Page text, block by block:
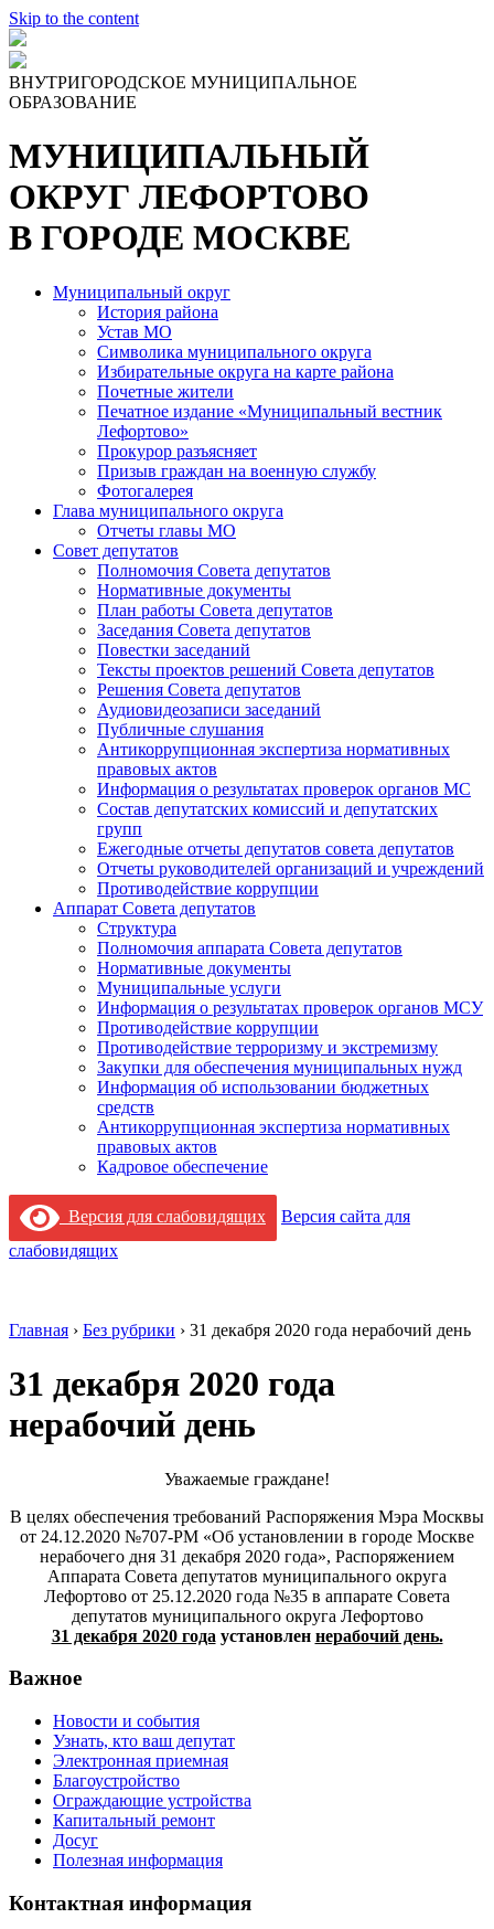
Skip to the content
ВНУТРИГОРОДСКОЕ МУНИЦИПАЛЬНОЕ
ОБРАЗОВАНИЕ
МУНИЦИПАЛЬНЫЙ
ОКРУГ ЛЕФОРТОВО
В ГОРОДЕ МОСКВЕ
Муниципальный округ
История района
Устав МО
Символика муниципального округа
Избирательные округа на карте района
Почетные жители
Печатное издание «Муниципальный вестник
Лефортово»
Прокурор разъясняет
Призыв граждан на военную службу
Фотогалерея
Глава муниципального округа
Отчеты главы МО
Совет депутатов
Полномочия Совета депутатов
Нормативные документы
План работы Совета депутатов
Заседания Cовета депутатов
Повестки заседаний
Тексты проектов решений Совета депутатов
Решения Совета депутатов
Аудиовидеозаписи заседаний
Публичные слушания
Антикоррупционная экспертиза нормативных
правовых актов
Информация о результатах проверок органов МС
Состав депутатских комиссий и депутатских
групп
Ежегодные отчеты депутатов совета депутатов
Отчеты руководителей организаций и учреждений
Противодействие коррупции
Аппарат Совета депутатов
Структура
Полномочия аппарата Совета депутатов
Нормативные документы
Муниципальные услуги
Информация о результатах проверок органов МСУ
Противодействие коррупции
Противодействие терроризму и экстремизму
Закупки для обеспечения муниципальных нужд
Информация об использовании бюджетных
средств
Антикоррупционная экспертиза нормативных
правовых актов
Кадровое обеспечение
Версия для слабовидящих
Версия сайта для
слабовидящих
Главная › Без рубрики › 31 декабря 2020 года нерабочий день
31 декабря 2020 года
нерабочий день
Уважаемые граждане!
В целях обеспечения требований Распоряжения Мэра Москвы
от 24.12.2020 №707-РМ «Об установлении в городе Москве
нерабочего дня 31 декабря 2020 года», Распоряжением
Аппарата Совета депутатов муниципального округа
Лефортово от 25.12.2020 года №35 в аппарате Совета
депутатов муниципального округа Лефортово
31 декабря 2020 года установлен нерабочий день.
Важное
Новости и события
Узнать, кто ваш депутат
Электронная приемная
Благоустройство
Ограждающие устройства
Капитальный ремонт
Досуг
Полезная информация
Контактная информация